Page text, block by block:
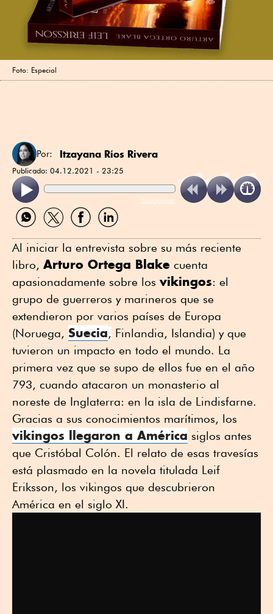
Foto: Especial
Por: Itzayana Ríos Rivera
Publicado: 04.12.2021 - 23:25
ReadSpeaker
Compartir
por
Compartir
por
Compartir
por
Compartir
por
Al iniciar la entrevista sobre su más reciente
libro, Arturo Ortega Blake cuenta
apasionadamente sobre los vikingos: el
grupo de guerreros y marineros que se
extendieron por varios países de Europa
(Noruega, Suecia, Finlandia, Islandia) y que
tuvieron un impacto en todo el mundo. La
primera vez que se supo de ellos fue en el año
793, cuando atacaron un monasterio al
noreste de Inglaterra: en la isla de Lindisfarne.
Gracias a sus conocimientos marítimos, los
vikingos llegaron a América siglos antes
que Cristóbal Colón. El relato de esas travesías
está plasmado en la novela titulada Leif
Eriksson, los vikingos que descubrieron
América en el siglo XI.